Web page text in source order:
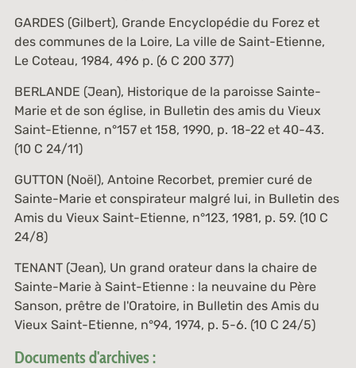
GARDES (Gilbert), Grande Encyclopédie du Forez et
des communes de la Loire, La ville de Saint-Etienne,
Le Coteau, 1984, 496 p. (6 C 200 377)
BERLANDE (Jean), Historique de la paroisse Sainte-
Marie et de son église, in Bulletin des amis du Vieux
Saint-Etienne, n°157 et 158, 1990, p. 18-22 et 40-43.
(10 C 24/11)
GUTTON (Noël), Antoine Recorbet, premier curé de
Sainte-Marie et conspirateur malgré lui, in Bulletin des
Amis du Vieux Saint-Etienne, n°123, 1981, p. 59. (10 C
24/8)
TENANT (Jean), Un grand orateur dans la chaire de
Sainte-Marie à Saint-Etienne : la neuvaine du Père
Sanson, prêtre de l'Oratoire, in Bulletin des Amis du
Vieux Saint-Etienne, n°94, 1974, p. 5-6. (10 C 24/5)
Documents d'archives :